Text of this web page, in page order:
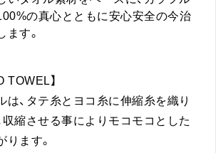
の真心とともに安心安全の今治
ます。
TOWEL】
は、タテ糸とヨコ糸に伸縮糸を織り
収縮させる事によりモコモコとした
ります。